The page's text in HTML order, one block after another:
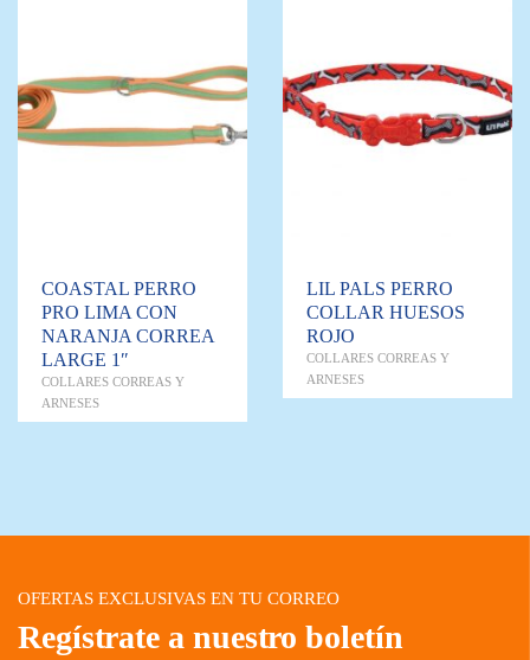
COASTAL PERRO
PRO LIMA CON
NARANJA CORREA
LARGE 1″
COLLARES CORREAS Y
ARNESES
LIL PALS PERRO
COLLAR HUESOS
ROJO
COLLARES CORREAS Y
ARNESES
OFERTAS EXCLUSIVAS EN TU CORREO
Regístrate a nuestro boletín